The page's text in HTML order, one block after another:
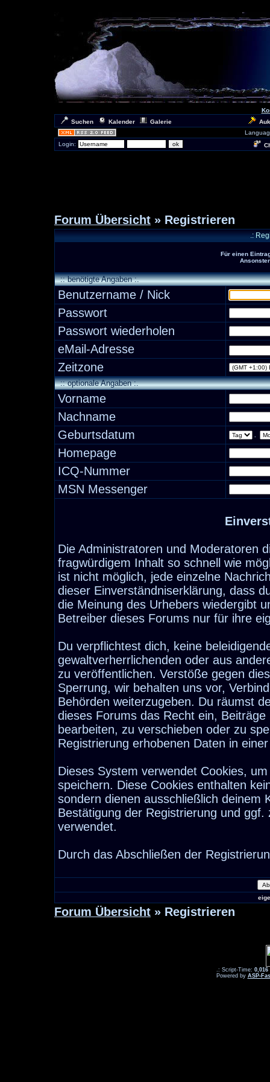
Suchen
Kalender Galerie
Login:
Forum Übersicht » Registrieren
.:
Für einen
:: benötigte Angaben :.
Benutzername / Nick
Passwort
Passwort wiederholen
eMail-Adresse
Zeitzone
:: optionale Angaben :.
Vorname
Nachname
Geburtsdatum
Homepage
ICQ-Nummer
MSN Messenger
Die Administratoren und Moderatoren
fragwürdigem Inhalt so schnell wie
ist nicht möglich, jede einzelne
dieser Einverständniserklärung, dass
die Meinung des Urhebers wiedergibt
Betreiber dieses Forums nur für ihre
Du verpflichtest dich, keine
gewaltverherrlichenden oder aus
zu veröffentlichen. Verstöße gegen
Sperrung, wir behalten uns vor,
Behörden weiterzugeben. Du räumst
dieses Forums das Recht ein,
bearbeiten, zu verschieben oder zu
Registrierung erhobenen Daten in
Dieses System verwendet Cookies,
speichern. Diese Cookies enthalten
sondern dienen ausschließlich deinem
Bestätigung der Registrierung und
verwendet.
Durch das Abschließen der
Forum Übersicht » Registrieren
.: Script-Time: 0,016
Powered by ASP-